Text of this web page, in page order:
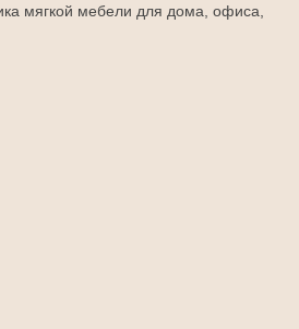
мягкой мебели для дома, офиса,